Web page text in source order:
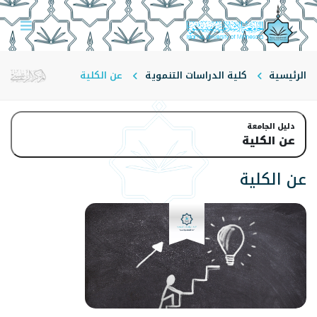
الرئيسية كلية الدراسات التنموية عن الكلية
دليل الجامعة
عن الكلية
عن الكلية